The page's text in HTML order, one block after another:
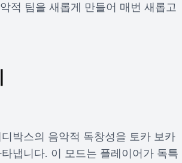
적 팀을 새롭게 만들어 매번 새롭고
박스의 음악적 독창성을 토카 보카
냅니다. 이 모드는 플레이어가 독특